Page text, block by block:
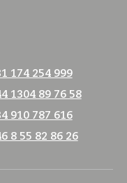
174 254 999
1304 89 76 58
910 787 616
8 55 82 86 26